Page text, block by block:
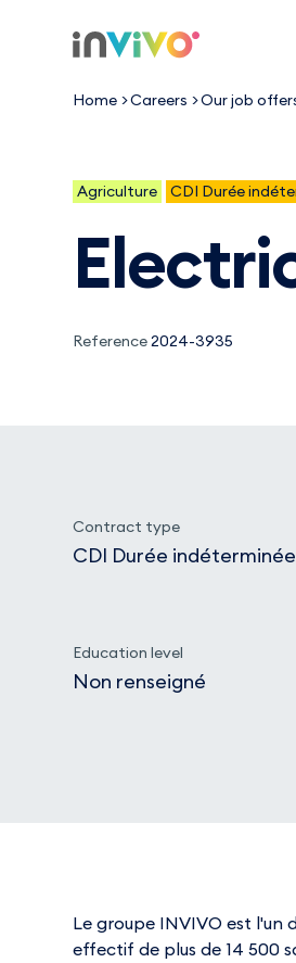
Back to the homepage
Home Careers Our job
Agriculture CDI Durée
Reference2024-3935
Contract type
CDI Durée indéterminée
Education level
Non renseigné
Le groupe INVIVO est l'un
effectif de plus de 14 500